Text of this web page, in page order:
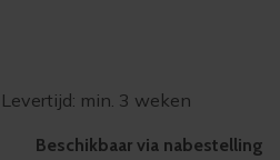
Levertijd: min. 3 weken
Beschikbaar via nabestelling